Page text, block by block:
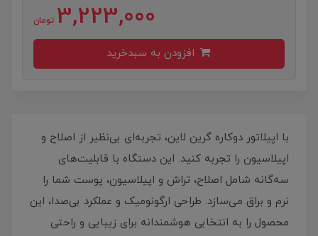
3,223,000 تومان
با اپیلاتور دوکاره گرین لاین، تجربه‌ای بی‌نظیر از اصلاح و
اپیلاسیون را تجربه کنید. این دستگاه با قابلیت‌های
سه‌گانه شامل اصلاح، تراش و اپیلاسیون، پوست شما را
نرم و براق می‌سازد. طراحی ارگونومیک و عملکرد بی‌صدا، این
محصول را به انتخابی هوشمندانه برای زیبایی و راحتی